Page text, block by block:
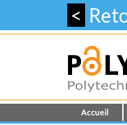
<
Accueil